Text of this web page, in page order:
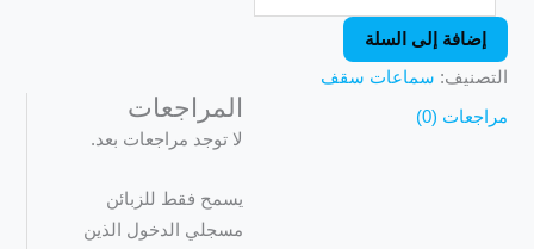
إضافة إلى السلة
التصنيف: سماعات سقف
مراجعات (0) المراجعات
لا توجد مراجعات بعد.
يسمح فقط للزبائن
مسجلي الدخول الذين